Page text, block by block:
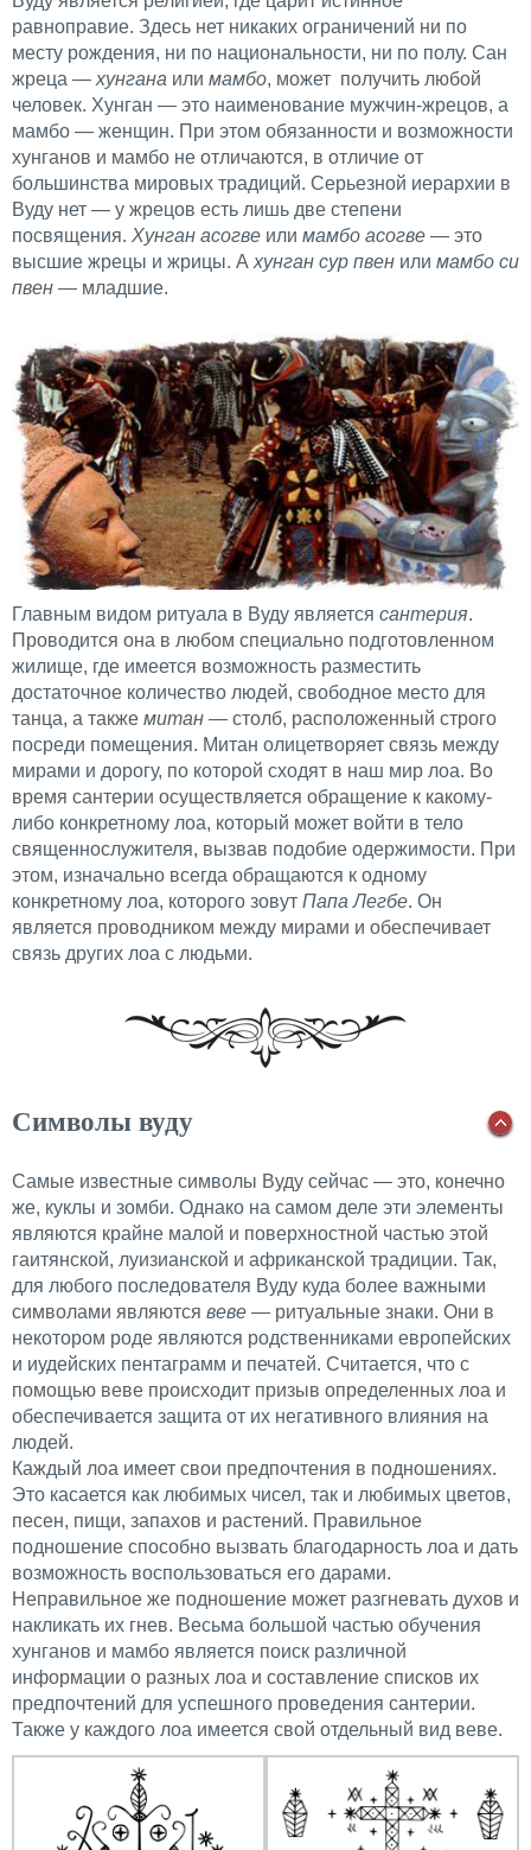
равноправие. Здесь нет никаких ограничений ни по
месту рождения, ни по национальности, ни по полу. Сан
жреца — хунгана или мамбо, может получить любой
человек. Хунган — это наименование мужчин-жрецов, а
мамбо — женщин. При этом обязанности и возможности
хунганов и мамбо не отличаются, в отличие от
большинства мировых традиций. Серьезной иерархии в
Вуду нет — у жрецов есть лишь две степени
посвящения. Хунган асогве или мамбо асогве — это
высшие жрецы и жрицы. А хунган сур пвен или мамбо си
пвен — младшие.
Главным видом ритуала в Вуду является сантерия.
Проводится она в любом специально подготовленном
жилище, где имеется возможность разместить
достаточное количество людей, свободное место для
танца, а также митан — столб, расположенный строго
посреди помещения. Митан олицетворяет связь между
мирами и дорогу, по которой сходят в наш мир лоа. Во
время сантерии осуществляется обращение к какому-
либо конкретному лоа, который может войти в тело
священнослужителя, вызвав подобие одержимости. При
этом, изначально всегда обращаются к одному
конкретному лоа, которого зовут Папа Легбе. Он
является проводником между мирами и обеспечивает
связь других лоа с людьми.
Символы вуду
Самые известные символы Вуду сейчас — это, конечно
же, куклы и зомби. Однако на самом деле эти элементы
являются крайне малой и поверхностной частью этой
гаитянской, луизианской и африканской традиции. Так,
для любого последователя Вуду куда более важными
символами являются веве — ритуальные знаки. Они в
некотором роде являются родственниками европейских
и иудейских пентаграмм и печатей. Считается, что с
помощью веве происходит призыв определенных лоа и
обеспечивается защита от их негативного влияния на
людей.
Каждый лоа имеет свои предпочтения в подношениях.
Это касается как любимых чисел, так и любимых цветов,
песен, пищи, запахов и растений. Правильное
подношение способно вызвать благодарность лоа и дать
возможность воспользоваться его дарами.
Неправильное же подношение может разгневать духов и
накликать их гнев. Весьма большой частью обучения
хунганов и мамбо является поиск различной
информации о разных лоа и составление списков их
предпочтений для успешного проведения сантерии.
Также у каждого лоа имеется свой отдельный вид веве.